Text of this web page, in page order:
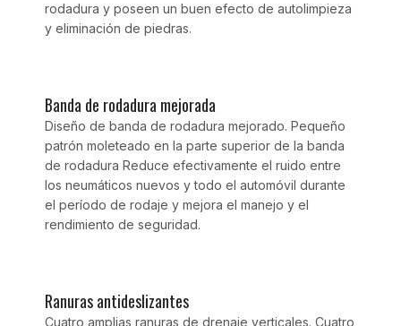
rodadura y poseen un buen efecto de autolimpieza
y eliminación de piedras.
Banda de rodadura mejorada
Diseño de banda de rodadura mejorado. Pequeño
patrón moleteado en la parte superior de la banda
de rodadura Reduce efectivamente el ruido entre
los neumáticos nuevos y todo el automóvil durante
el período de rodaje y mejora el manejo y el
rendimiento de seguridad.
Ranuras antideslizantes
Cuatro amplias ranuras de drenaje verticales. Cuatro